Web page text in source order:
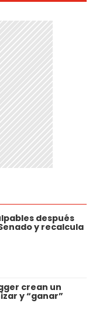
después
y recalcula
crean un
y “ganar”